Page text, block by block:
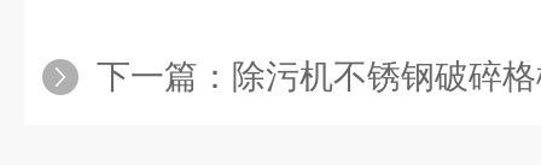
下一篇： 除污机不锈钢破碎